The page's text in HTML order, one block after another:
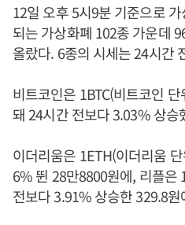
12일 오후 5시9분 기준으로
되는 가상화폐 102종 가운데
올랐다. 6종의 시세는 24시간
비트코인은 1BTC(비트코인
돼 24시간 전보다 3.03% 상승
이더리움은 1ETH(이더리움
6% 뛴 28만8800원에, 리플은
전보다 3.91% 상승한 329.8